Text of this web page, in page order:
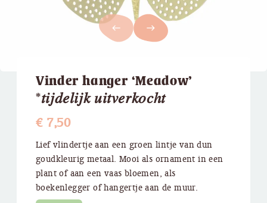
west east
Vinder hanger ‘Meadow’
*𝑡𝑖𝑗𝑑𝑒𝑙𝑖𝑗𝑘 𝑢𝑖𝑡𝑣𝑒𝑟𝑘𝑜𝑐ℎ𝑡
€7,50
Lief vlindertje aan een groen lintje van dun
goudkleurig metaal. Mooi als ornament in een
plant of aan een vaas bloemen, als
boekenlegger of hangertje aan de muur.